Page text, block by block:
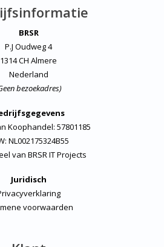
BRSR
P.J Oudweg 4
1314 CH Almere
Nederland
bezoekadres)
Koophandel: 57801185
NL002175324B55
van BRSR IT Projects
Juridisch
voorwaarden